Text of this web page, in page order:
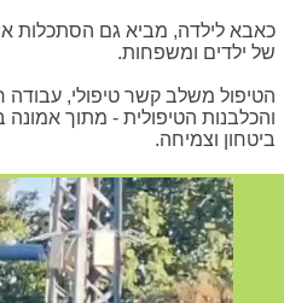
כאבא לילדה, מביא גם הסתכלות
של ילדים ומשפחות.
הטיפול משלב קשר טיפולי, עבודה
והכלבנות הטיפולית - מתוך אמונה
ביטחון וצמיחה.